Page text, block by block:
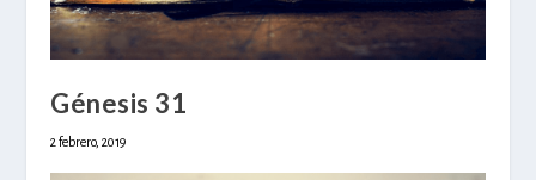
Génesis 31
2 febrero, 2019